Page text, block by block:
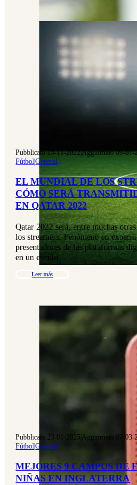
Pubblicato 15-11-2022|Aggiornato 09-07-
Fútbol|General
EL MUNDIAL DE LOS
CÓMO SERÁ
EN QATAR 2022
Qatar 2022 será, entre muchas
los streamers. Fenómeno en
presentadores de las plataformas
en un evento…
Leer más
Pubblicato 23-01-2025 Aggiornato 07-03-
Fútbol|General
MEJORES 9 CAMPUS DE
NIÑAS EN INGLATERRA